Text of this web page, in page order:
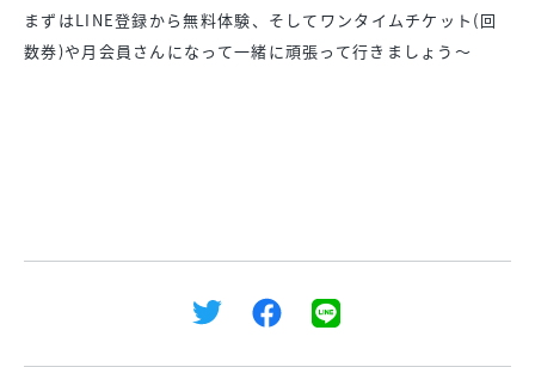
まずはLINE登録から無料体験、そしてワンタイムチケット(回
数券)や月会員さんになって一緒に頑張って行きましょう〜